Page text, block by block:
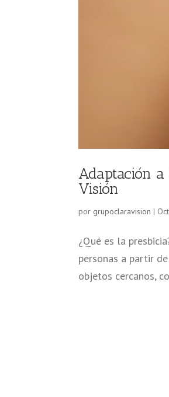
Adaptación
Visión
por grupoclaravision |
¿Qué es la
personas a partir
objetos cercanos,